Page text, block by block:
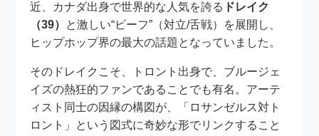
近、カナダ出身で世界的な人気を誇る ドレイク
（39） と激しい“ビーフ”（対立/舌戦）を展開し、
ヒップホップ界の最大の話題となっていました。
そのドレイクこそ、トロント出身で、ブルージェ
イズの熱狂的ファンであることでも有名。アーテ
ィスト同士の因縁の構図が、「ロサンゼルス対ト
ロント」という図式に奇妙な形でリンクすること